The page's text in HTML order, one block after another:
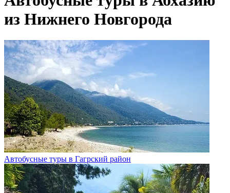
из Нижнего Новгорода
Автобусные туры в Гагрский район